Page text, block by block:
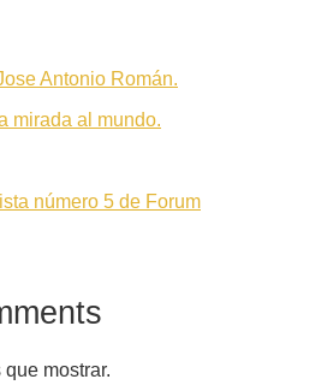
Antonio Román.
mirada al mundo.
número 5 de Forum
mostrar.